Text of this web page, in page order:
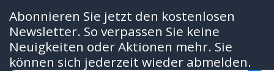
Abonnieren Sie jetzt den kostenlosen
Newsletter. So verpassen Sie keine
Neuigkeiten oder Aktionen mehr. Sie
können sich jederzeit wieder abmelden.